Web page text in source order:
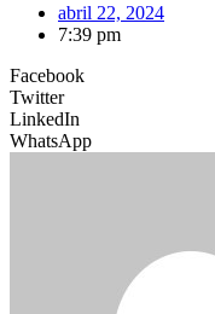
abril 22, 2024
7:39 pm
Facebook
Twitter
LinkedIn
WhatsApp